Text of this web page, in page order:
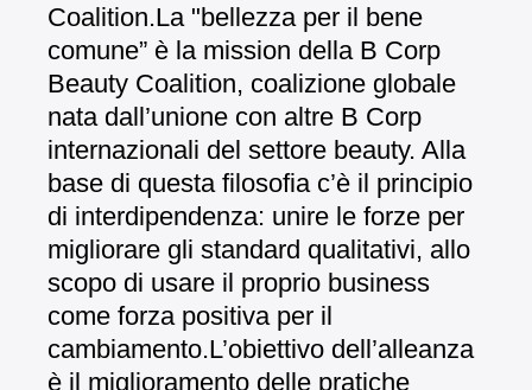
Coalition.La "bellezza per il bene
comune” è la mission della B Corp
Beauty Coalition, coalizione globale
nata dall’unione con altre B Corp
internazionali del settore beauty. Alla
base di questa filosofia c’è il principio
di interdipendenza: unire le forze per
migliorare gli standard qualitativi, allo
scopo di usare il proprio business
come forza positiva per il
cambiamento.L’obiettivo dell’alleanza
è il miglioramento delle pratiche